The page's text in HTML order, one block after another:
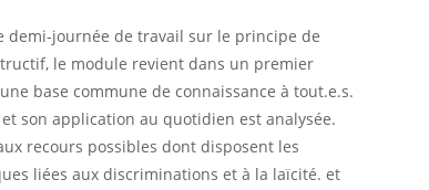
demi-journée de travail sur le principe de
le module revient dans un premier
base commune de connaissance à tout.e.s.
son application au quotidien est analysée.
recours possibles dont disposent les
liées aux discriminations et à la laïcité. et